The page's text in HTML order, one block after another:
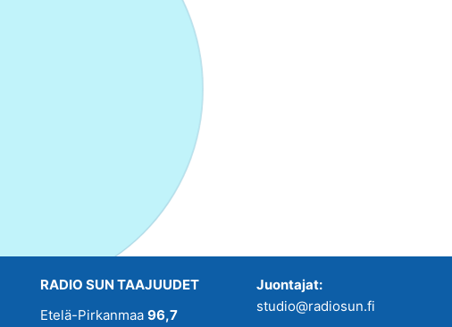
RADIO SUN TAAJUUDET
Etelä-Pirkanmaa 96,7
Juontajat:
studio@radiosun.fi